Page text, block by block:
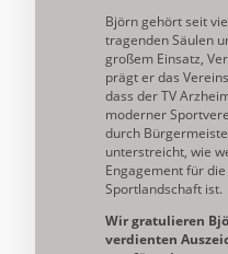
Björn gehört seit
tragenden Säulen
großem Einsatz,
prägt er das
dass der TV
moderner
durch
unterstreicht, wie
Engagement für
Sportlandschaft ist.
Wir gratulieren
verdienten